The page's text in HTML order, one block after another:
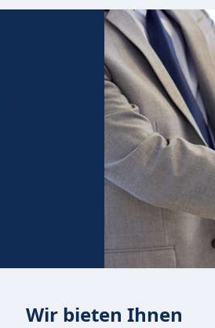
Wir bieten Ihnen